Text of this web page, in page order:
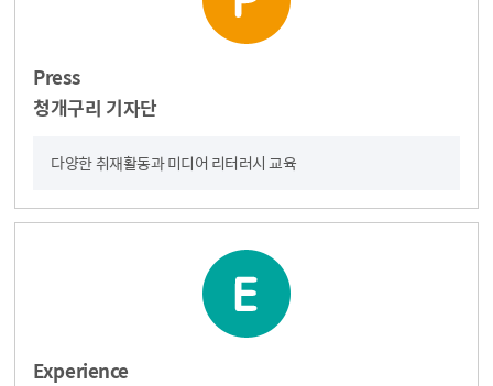
Press
청개구리 기자단
다양한 취재활동과 미디어 리터러시 교육
Experience